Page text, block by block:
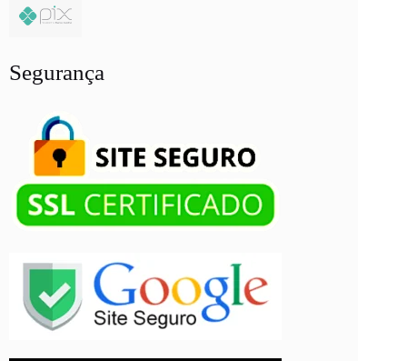
Segurança